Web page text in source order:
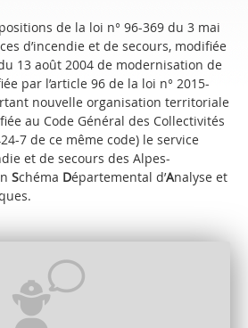
de la loi n° 96-369 du 3 mai
d’incendie et de secours, modifiée
13 août 2004 de modernisation de
par l’article 96 de la loi n° 2015-
nouvelle organisation territoriale
au Code Général des Collectivités
7 de ce même code) le service
et de secours des Alpes-
Schéma Départemental d’Analyse et